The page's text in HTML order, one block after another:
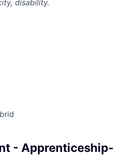
disability.
- Apprenticeship-